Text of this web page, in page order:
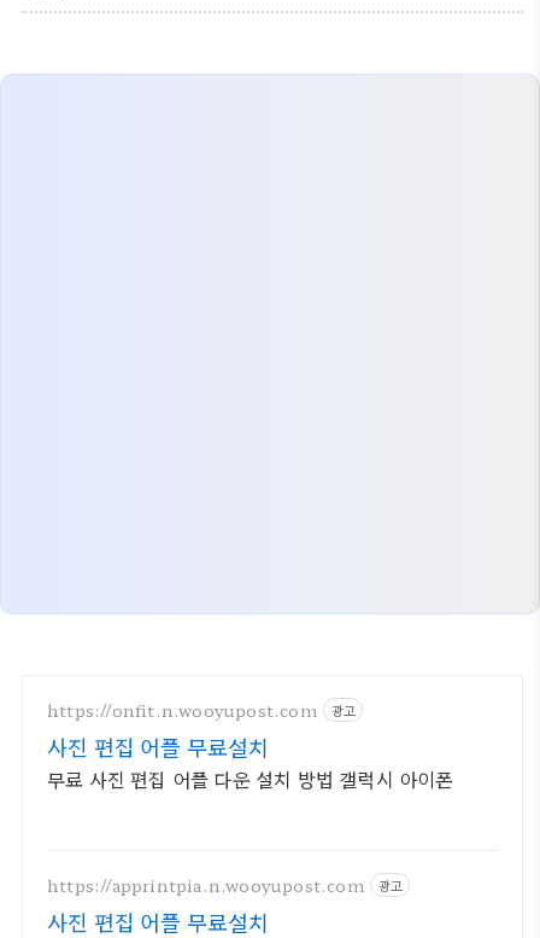
https://onfit.n.wooyupost.com 광고
사진 편집 어플 무료설치
무료 사진 편집 어플 다운 설치 방법 갤럭시 아이폰
https://apprintpia.n.wooyupost.com 광고
사진 편집 어플 무료설치